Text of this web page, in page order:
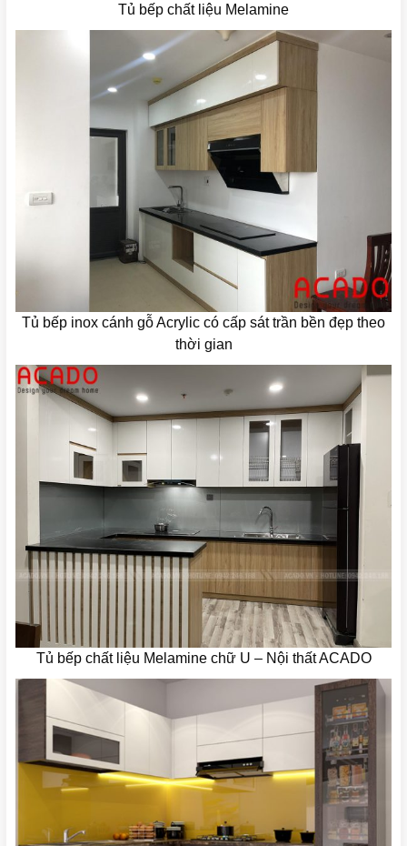
Tủ bếp chất liệu Melamine
Tủ bếp inox cánh gỗ Acrylic có cấp sát trần bền đẹp theo
thời gian
Tủ bếp chất liệu Melamine chữ U – Nội thất ACADO